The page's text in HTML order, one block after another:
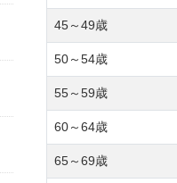
45～49歳
50～54歳
55～59歳
60～64歳
65～69歳